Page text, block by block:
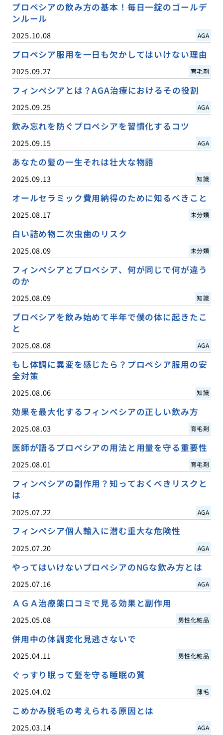
プロペシアの飲み方の基本！毎日一錠のゴールデ
ンルール
2025.10.08 AGA
プロペシア服用を一日も欠かしてはいけない理由
2025.09.27 育毛剤
フィンペシアとは？AGA治療におけるその役割
2025.09.25 AGA
飲み忘れを防ぐプロペシアを習慣化するコツ
2025.09.15 AGA
あなたの髪の一生それは壮大な物語
2025.09.13 知識
オールセラミック費用納得のために知るべきこと
2025.08.17 未分類
白い詰め物二次虫歯のリスク
2025.08.09 未分類
フィンペシアとプロペシア、何が同じで何が違う
のか
2025.08.09 知識
プロペシアを飲み始めて半年で僕の体に起きたこ
と
2025.08.08 AGA
もし体調に異変を感じたら？プロペシア服用の安
全対策
2025.08.06 知識
効果を最大化するフィンペシアの正しい飲み方
2025.08.03 育毛剤
医師が語るプロペシアの用法と用量を守る重要性
2025.08.01 育毛剤
フィンペシアの副作用？知っておくべきリスクと
は
2025.07.22 AGA
フィンペシア個人輸入に潜む重大な危険性
2025.07.20 AGA
やってはいけないプロペシアのNGな飲み方とは
2025.07.16 AGA
ＡＧＡ治療薬口コミで見る効果と副作用
2025.05.08 男性化粧品
併用中の体調変化見逃さないで
2025.04.11 男性化粧品
ぐっすり眠って髪を守る睡眠の質
2025.04.02 薄毛
こめかみ脱毛の考えられる原因とは
2025.03.14 AGA